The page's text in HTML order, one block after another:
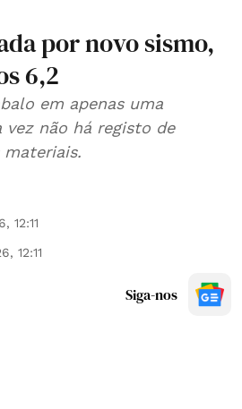
por novo sismo,
6,2
em apenas uma
vez não há registo de
12:11
12:11
Siga-nos